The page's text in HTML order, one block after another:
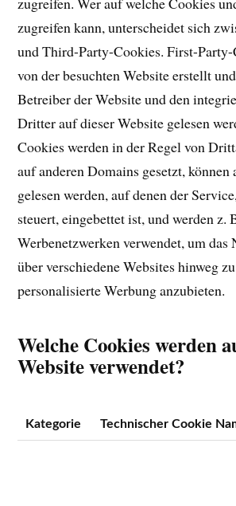
zugreifen kann, unterscheidet sich
und Third-Party-Cookies. First-
von der besuchten Website erstellt
Betreiber der Website und den
Dritter auf dieser Website gelesen
Cookies werden in der Regel von
auf anderen Domains gesetzt,
gelesen werden, auf denen der
steuert, eingebettet ist, und werden z.
Werbenetzwerken verwendet, um das
über verschiedene Websites hinweg
personalisierte Werbung anzubieten.
Welche Cookies werden
Website verwendet?
Kategorie Technischer Cookie